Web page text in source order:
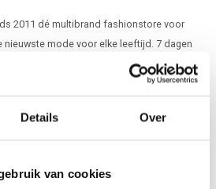
Details Over
van cookies
2011 dé multibrand fashionstore voor
nieuwste mode voor elke leeftijd. 7 dagen
www.have2havealkmaar.nl.”